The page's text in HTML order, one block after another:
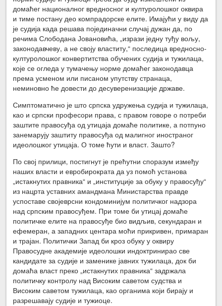
домаћег националног вредносног и културолошког оквира
и тиме постану део компрадорске елите. Имајући у виду да
је судија када решава појединачни случај дужан да, по
речима Слободана Јовановића, „изрази једну туђу вољу,
законодавчеву, а не своју властиту,“ последица вредносно-
културолошког конвертитства обучених судија и тужилаца,
које се огледа у тумачењу норме домаћег законодавца
према усменом или писаном упутству странаца,
неминовно ће довести до десуверенизације државе.
Симптоматично је што српска удружења судија и тужилаца,
као и српски професори права, с правом говоре о потреби
заштите правосуђа од утицаја домаће политике, а потпуно
занемарују заштиту правосуђа од малигног иностраног
идеолошког утицаја. О томе ћути и власт. Зашто?
По свој прилици, постигнут је прећутни споразум између
наших власти и евробирократа да уз помоћ установа
„истакнутих правника“ и „институције за обуку у правосуђу“
из нацрта уставних амандмана Министарства правде
успоставе својеврсни кондоминијум политичког надзора
над српским правосуђем. При томе би утицај домаће
политичке елите на правосуђе био видљив, секундаран и
ефемеран, а западних центара моћи прикривен, примаран
и трајан. Политички Запад би кроз обуку у оквиру
Правосудне академије идеолошки индоктринирао све
кандидате за судије и заменике јавних тужилаца, док би
домаћа власт преко „истакнутих правника“ задржала
политичку контролу над Високим саветом судства и
Високим саветом тужилаца, као органима који бирају и
разрешавају судије и тужиоце.